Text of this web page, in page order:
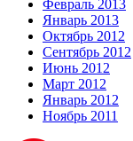
Февраль 2013
Январь 2013
Октябрь 2012
Сентябрь 2012
Июнь 2012
Март 2012
Январь 2012
Ноябрь 2011